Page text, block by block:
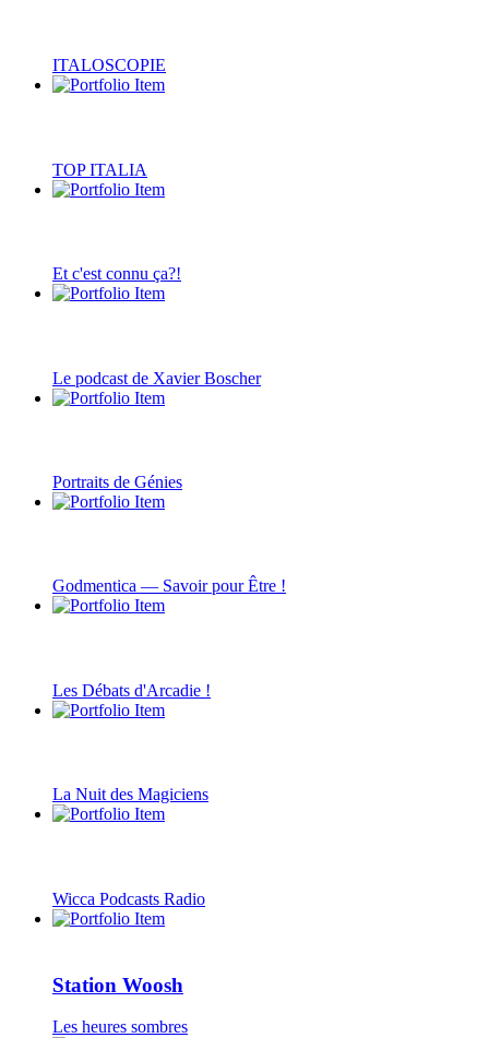
ITALOSCOPIE
TOP ITALIA
Et c'est connu ça?!
Le podcast de Xavier Boscher
Portraits de Génies
Godmentica — Savoir pour Être !
Les Débats d'Arcadie !
La Nuit des Magiciens
Wicca Podcasts Radio
Station Woosh
Les heures sombres